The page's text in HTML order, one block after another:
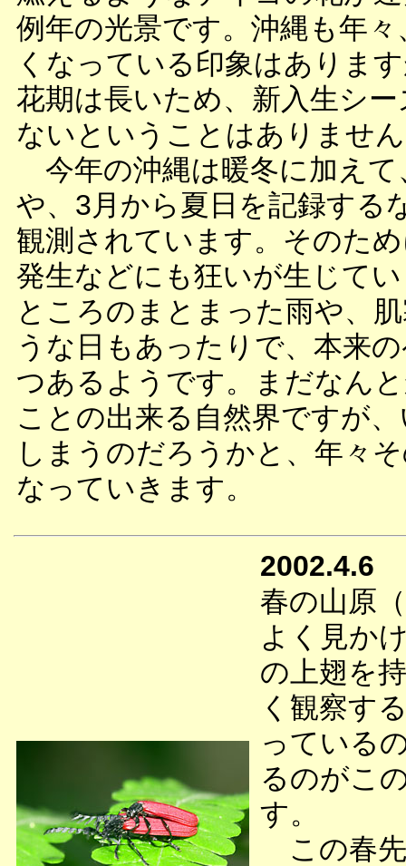
例年の光景です。沖縄も年
くなっている印象はありま
花期は長いため、新入生シ
ないということはありませ
今年の沖縄は暖冬に加えて
や、3月から夏日を記録する
観測されています。そのた
発生などにも狂いが生じて
ところのまとまった雨や、
うな日もあったりで、本来
つあるようです。まだなん
ことの出来る自然界ですが
しまうのだろうかと、年々
なっていきます。
2002.4.6
春の山原
よく見か
の上翅を
く観察す
っている
るのがこ
す。
この春先